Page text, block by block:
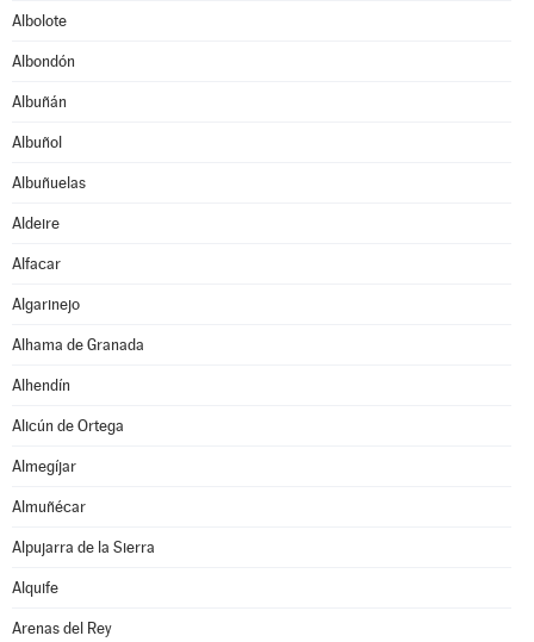
Albolote
Albondón
Albuñán
Albuñol
Albuñuelas
Aldeire
Alfacar
Algarinejo
Alhama de Granada
Alhendín
Alicún de Ortega
Almegíjar
Almuñécar
Alpujarra de la Sierra
Alquife
Arenas del Rey